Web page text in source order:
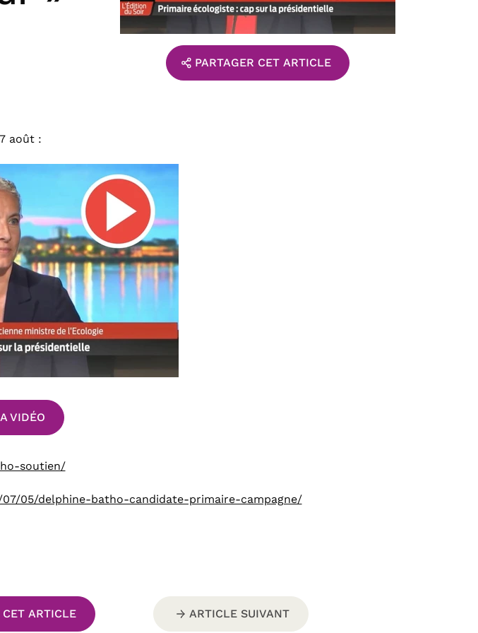
PARTAGER CET ARTICLE
août :
VIDÉO
soutien/
05/delphine-batho-candidate-primaire-campagne/
ARTICLE SUIVANT
CET ARTICLE